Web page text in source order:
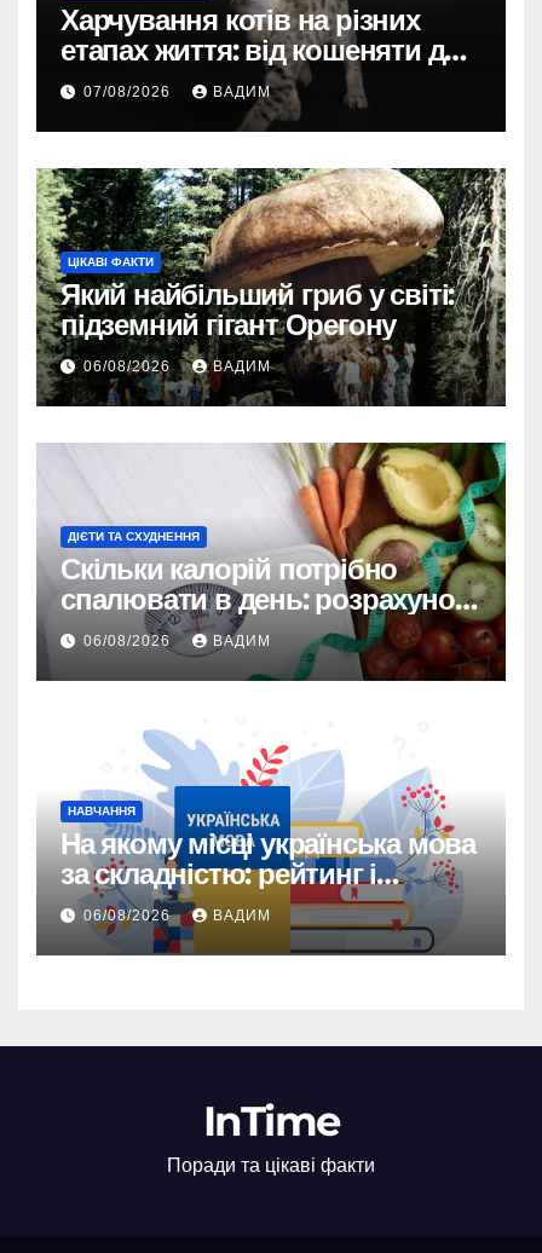
Харчування котів на різних
етапах життя: від кошеняти до
літнього улюбленця
07/08/2026 ВАДИМ
ЦІКАВІ ФАКТИ
Який найбільший гриб у світі:
підземний гігант Орегону
06/08/2026 ВАДИМ
ДІЄТИ ТА СХУДНЕННЯ
Скільки калорій потрібно
спалювати в день: розрахунок
TDEE і безпечні норми
06/08/2026 ВАДИМ
НАВЧАННЯ
На якому місці українська мова
за складністю: рейтинг і
реальність
06/08/2026 ВАДИМ
InTime
Поради та цікаві факти